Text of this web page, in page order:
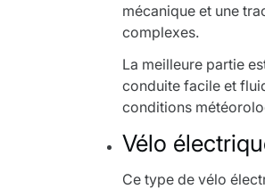
mécanique et une
complexes.
La meilleure partie
conduite facile et
conditions
Vélo
Ce type de vélo